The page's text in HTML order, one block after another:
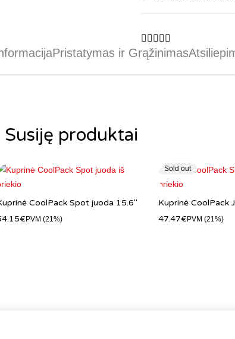
Pristatymas ir Grąžinimas
Susiję produktai
CoolPack Spot juoda 15.6"
€ PVM (21%)
Sold out
Kuprinė CoolPack
47.47€ PVM (21%)
faktinės prekės išvaizdos, spalvos ar komplektacijos dėl